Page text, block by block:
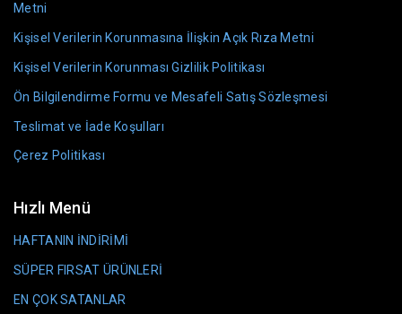
Metni
Kişisel Verilerin Korunmasına İlişkin Açık Rıza Metni
Kişisel Verilerin Korunması Gizlilik Politikası
Ön Bilgilendirme Formu ve Mesafeli Satış Sözleşmesi
Teslimat ve İade Koşulları
Çerez Politikası
Hızlı Menü
HAFTANIN İNDİRİMİ
SÜPER FIRSAT ÜRÜNLERİ
EN ÇOK SATANLAR